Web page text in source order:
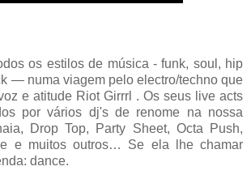
os estilos de música - funk, soul, hip
— numa viagem pelo electro/techno que
e atitude Riot Girrrl . Os seus live acts
por vários dj's de renome na nossa
Drop Top, Party Sheet, Octa Push,
e muitos outros… Se ela lhe chamar
dance.